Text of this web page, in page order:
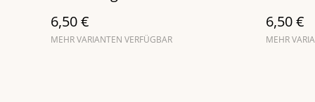
6,50 €
MEHR VARIANTEN VERFÜGBAR
6,50 €
MEHR